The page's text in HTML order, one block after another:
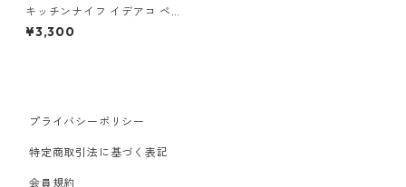
キッチンナイフ イデアコ ペテ
ィナイフ ideaco kitchen knif
e 003 peti チェリー
¥3,300
プライバシーポリシー
特定商取引法に基づく表記
会員規約